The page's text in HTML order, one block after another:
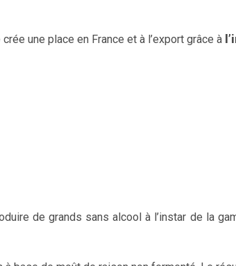
une place en France et à l’export grâce à
de grands sans alcool à l’instar de la